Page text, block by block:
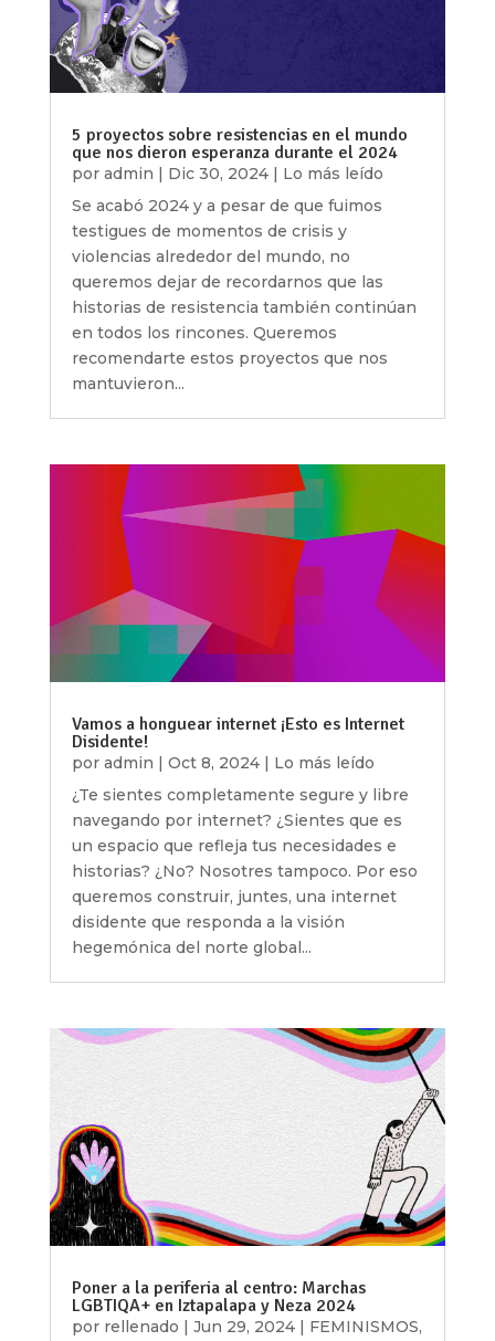
5 proyectos sobre resistencias en el mundo
que nos dieron esperanza durante el 2024
por admin | Dic 30, 2024| Lo más leído
Se acabó 2024 y a pesar de que fuimos
testigues de momentos de crisis y
violencias alrededor del mundo, no
queremos dejar de recordarnos que las
historias de resistencia también continúan
en todos los rincones. Queremos
recomendarte estos proyectos que nos
mantuvieron...
Vamos a honguear internet ¡Esto es Internet
Disidente!
por admin | Oct 8, 2024| Lo más leído
¿Te sientes completamente segure y libre
navegando por internet? ¿Sientes que es
un espacio que refleja tus necesidades e
historias? ¿No? Nosotres tampoco. Por eso
queremos construir, juntes, una internet
disidente que responda a la visión
hegemónica del norte global...
Poner a la periferia al centro: Marchas
LGBTIQA+ en Iztapalapa y Neza 2024
por rellenado | Jun 29, 2024| FEMINISMOS,